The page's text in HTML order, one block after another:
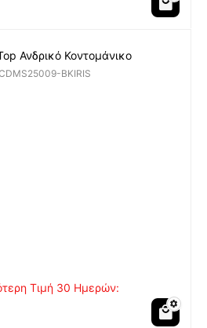
Ανδρικό Κοντομάνικο
BKIRIS
Τιμή 30 Ημερών: